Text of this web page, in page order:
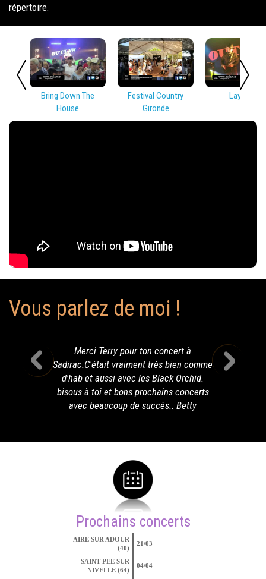
répertoire.
Bring Down The
House
Festival Country
Gironde
Lay Low
Vous parlez de moi !
Merci Terry pour ton concert à
Sadirac.C'était vraiment très bien comme
d'hab et aussi avec les Black Orchid.
bisous à toi et bons prochains concerts
avec beaucoup de succès.. Betty
Prochains concerts
AIRE SUR ADOUR
(40)
21/03
SAINT PEE SUR
NIVELLE (64)
04/04